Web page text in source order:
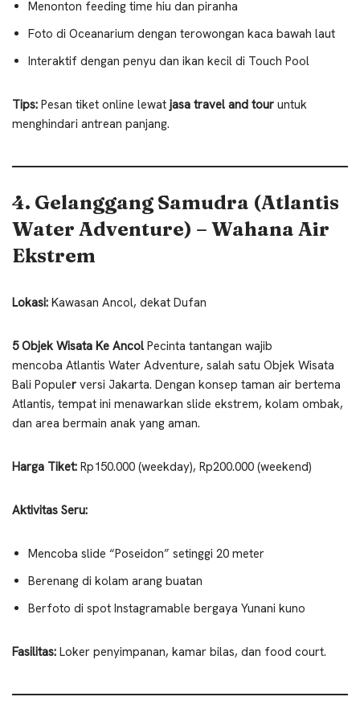
Menonton feeding time hiu dan piranha
Foto di Oceanarium dengan terowongan kaca bawah laut
Interaktif dengan penyu dan ikan kecil di Touch Pool
Tips: Pesan tiket online lewat jasa travel and tour untuk
menghindari antrean panjang.
4. Gelanggang Samudra (Atlantis
Water Adventure) – Wahana Air
Ekstrem
Lokasi: Kawasan Ancol, dekat Dufan
5 Objek Wisata Ke Ancol Pecinta tantangan wajib
mencoba Atlantis Water Adventure, salah satu Objek Wisata
Bali Populer versi Jakarta. Dengan konsep taman air bertema
Atlantis, tempat ini menawarkan slide ekstrem, kolam ombak,
dan area bermain anak yang aman.
Harga Tiket: Rp150.000 (weekday), Rp200.000 (weekend)
Aktivitas Seru:
Mencoba slide “Poseidon” setinggi 20 meter
Berenang di kolam arang buatan
Berfoto di spot Instagramable bergaya Yunani kuno
Fasilitas: Loker penyimpanan, kamar bilas, dan food court.